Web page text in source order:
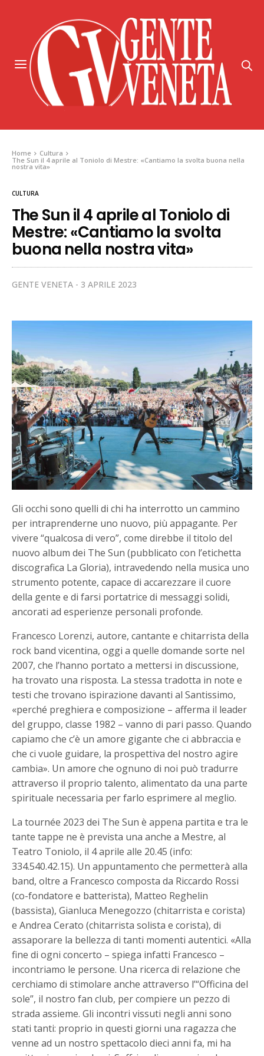
Home
Cultura
The Sun il 4 aprile al Toniolo di Mestre: «Cantiamo la svolta buona nella
nostra vita»
CULTURA
The Sun il 4 aprile al Toniolo di
Mestre: «Cantiamo la svolta
buona nella nostra vita»
GENTE VENETA 3 APRILE 2023
Gli occhi sono quelli di chi ha interrotto un cammino
per intraprenderne uno nuovo, più appagante. Per
vivere “qualcosa di vero”, come direbbe il titolo del
nuovo album dei The Sun (pubblicato con l’etichetta
discografica La Gloria), intravedendo nella musica uno
strumento potente, capace di accarezzare il cuore
della gente e di farsi portatrice di messaggi solidi,
ancorati ad esperienze personali profonde.
Francesco Lorenzi, autore, cantante e chitarrista della
rock band vicentina, oggi a quelle domande sorte nel
2007, che l’hanno portato a mettersi in discussione,
ha trovato una risposta. La stessa tradotta in note e
testi che trovano ispirazione davanti al Santissimo,
«perché preghiera e composizione – afferma il leader
del gruppo, classe 1982 – vanno di pari passo. Quando
capiamo che c’è un amore gigante che ci abbraccia e
che ci vuole guidare, la prospettiva del nostro agire
cambia». Un amore che ognuno di noi può tradurre
attraverso il proprio talento, alimentato da una parte
spirituale necessaria per farlo esprimere al meglio.
La tournée 2023 dei The Sun è appena partita e tra le
tante tappe ne è prevista una anche a Mestre, al
Teatro Toniolo, il 4 aprile alle 20.45 (info:
334.540.42.15). Un appuntamento che permetterà alla
band, oltre a Francesco composta da Riccardo Rossi
(co-fondatore e batterista), Matteo Reghelin
(bassista), Gianluca Menegozzo (chitarrista e corista)
e Andrea Cerato (chitarrista solista e corista), di
assaporare la bellezza di tanti momenti autentici. «Alla
fine di ogni concerto – spiega infatti Francesco –
incontriamo le persone. Una ricerca di relazione che
cerchiamo di stimolare anche attraverso l’“Officina del
sole”, il nostro fan club, per compiere un pezzo di
strada assieme. Gli incontri vissuti negli anni sono
stati tanti: proprio in questi giorni una ragazza che
venne ad un nostro spettacolo dieci anni fa, mi ha